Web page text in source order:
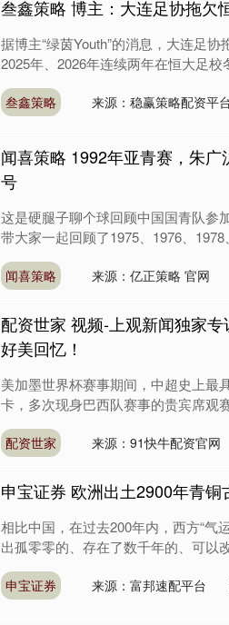
叁鑫策略 博主：大连足协拖欠
据博主“绿茵Youth”的消息，大连足
2025年、2026年连续两年在恒大足
叁鑫策略 来源：稳赢策略配资平
闻喜策略 1992年亚青赛，朱
号
这是硬腿子聊个球回顾中国国青队参
带大家一起回顾了1975、1976、
闻喜策略 来源：亿正策略 官网
配资世家 视频-上观新闻独家
好美回忆！
美加墨世界杯赛事期间，中超史上最
卡，多次现身巴西队赛事的贵宾席观
配资世家 来源：91快牛配资官网
申宝证券 欧洲出土2900年青
相比中国，在过去200年内，西方“气
出孤零零的、存在了数千年的、可以
申宝证券 来源：富邦速配平台